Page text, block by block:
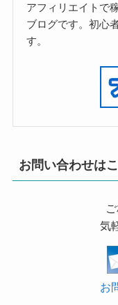
アフィリエイトで
ブログです。初心
す。
お問い合わせは
気
お